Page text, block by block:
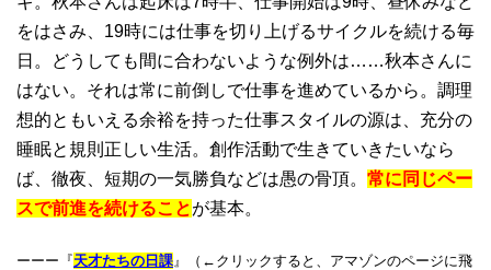
をはさみ、19時には仕事を切り上げるサイクルを続ける毎
日。どうしても間に合わないような例外は……秋本さんに
はない。それは常に前倒しで仕事を進めているから。調理
想的ともいえる余裕を持った仕事スタイルの源は、充分の
睡眠と規則正しい生活。創作活動で生きていきたいなら
ば、徹夜、短期の一気勝負などは愚の骨頂。 常に同じペー
スで前進を続けることが基本。
ーーー『天才たちの日課 』（←クリックすると、アマゾンのページに飛